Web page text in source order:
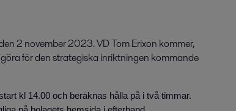
2 november 2023. VD Tom Erixon kommer,
för den strategiska inriktningen kommande
kl 14.00 och beräknas hålla på i två timmar.